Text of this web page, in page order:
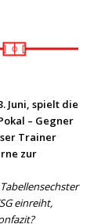
Juni, spielt die
– Gegner
Trainer
zur
einreiht,